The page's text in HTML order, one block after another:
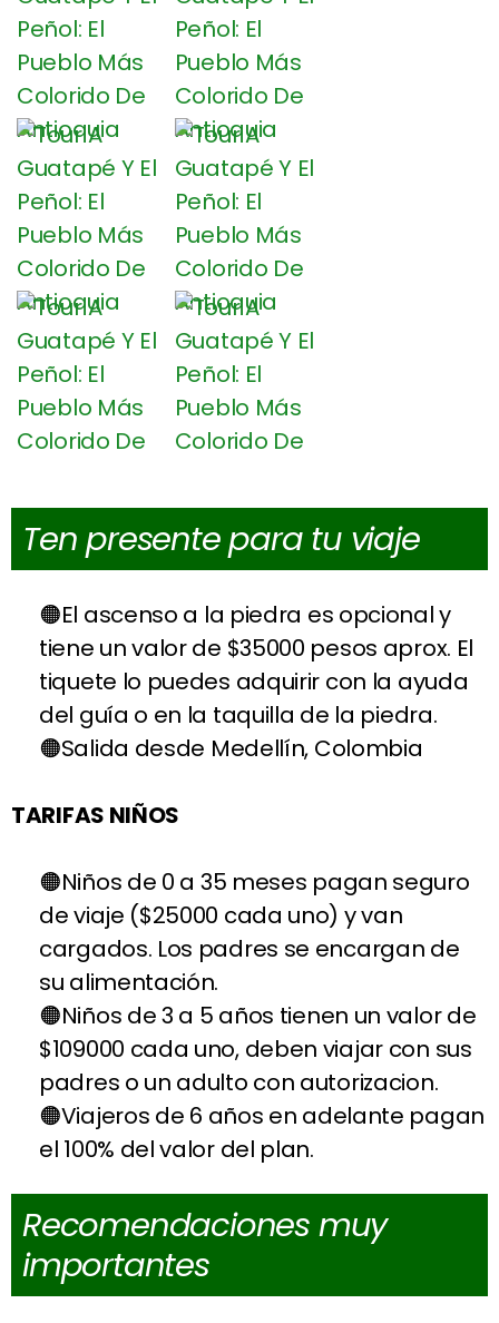
Ten presente para tu viaje
El ascenso a la piedra es opcional y
tiene un valor de $35000 pesos aprox. El
tiquete lo puedes adquirir con la ayuda
del guía o en la taquilla de la piedra.
Salida desde Medellín, Colombia
TARIFAS NIÑOS
Niños de 0 a 35 meses pagan seguro
de viaje ($25000 cada uno) y van
cargados. Los padres se encargan de
su alimentación.
Niños de 3 a 5 años tienen un valor de
$109000 cada uno, deben viajar con sus
padres o un adulto con autorizacion.
Viajeros de 6 años en adelante pagan
el 100% del valor del plan.
Recomendaciones muy
importantes